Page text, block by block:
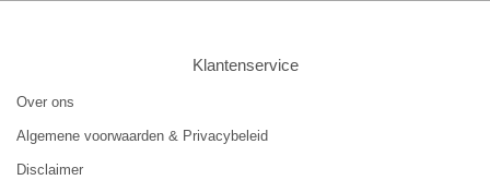
Klantenservice
Over ons
Algemene voorwaarden & Privacybeleid
Disclaimer